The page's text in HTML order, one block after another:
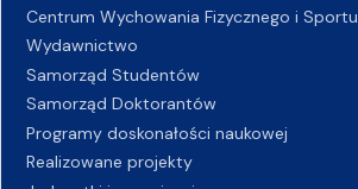
Centrum Wychowania Fizycznego i Sportu
Wydawnictwo
Samorząd Studentów
Samorząd Doktorantów
Programy doskonałości naukowej
Realizowane projekty